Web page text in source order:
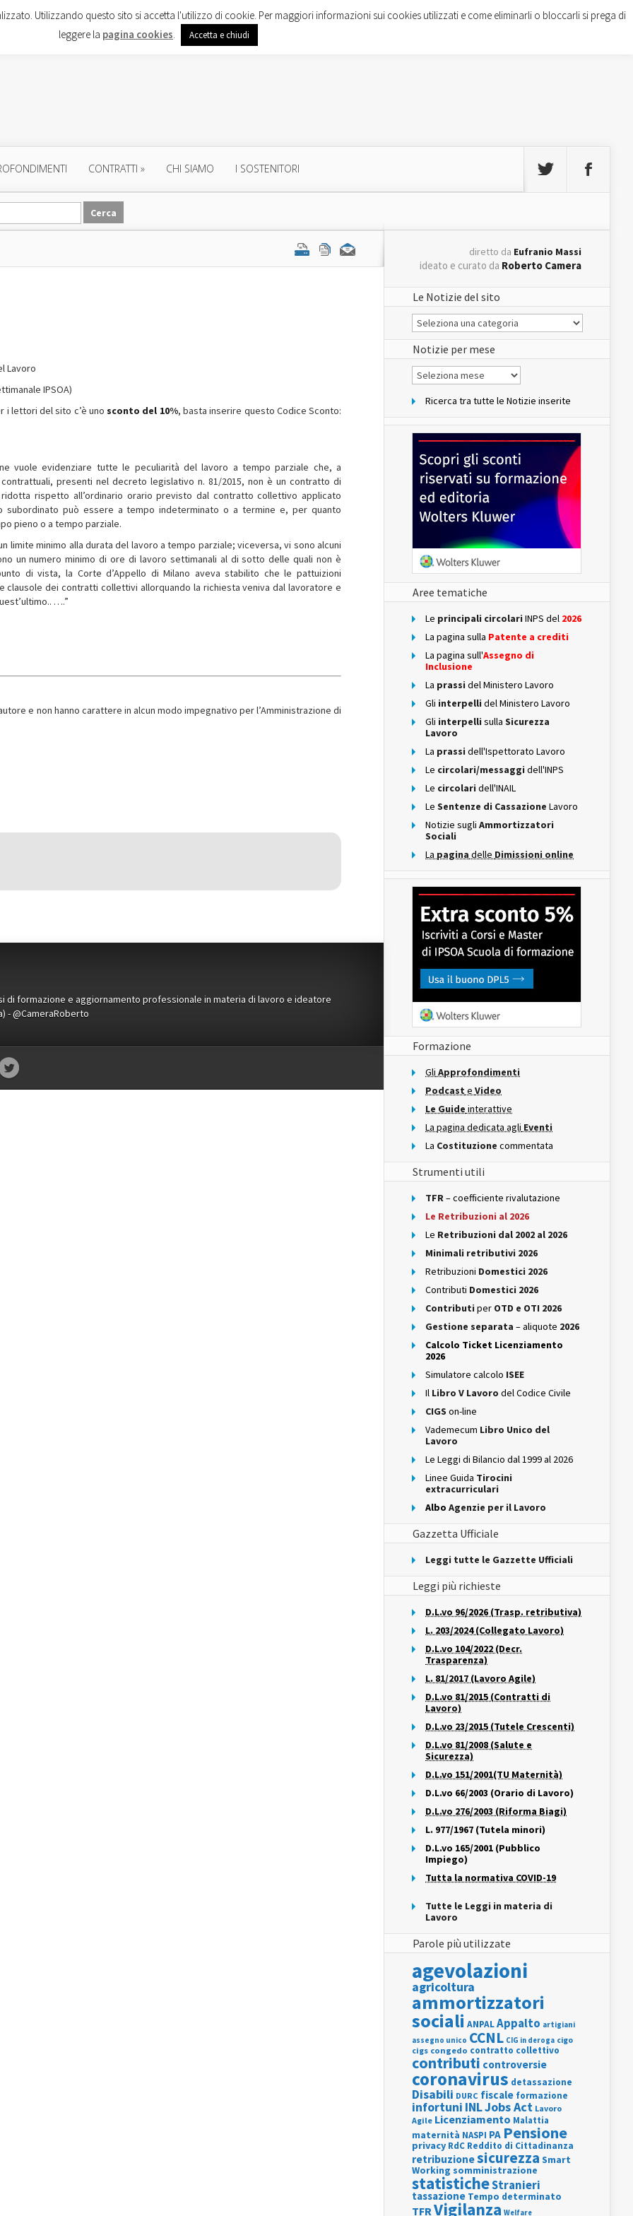
CONTRATTI » CHI SIAMO I SOSTENITORI
Lavoro
IPSOA)
i lettori del sito c’è uno sconto del 10%, basta inserire questo Codice Sconto:
vuole evidenziare tutte le peculiarità del lavoro a tempo parziale che, a
presenti nel decreto legislativo n. 81/2015, non è un contratto di
rispetto all’ordinario orario previsto dal contratto collettivo applicato
subordinato può essere a tempo indeterminato o a termine e, per quanto
pieno o a tempo parziale.
limite minimo alla durata del lavoro a tempo parziale; viceversa, vi sono alcuni
un numero minimo di ore di lavoro settimanali al di sotto delle quali non è
di vista, la Corte d’Appello di Milano aveva stabilito che le pattuizioni
clausole dei contratti collettivi allorquando la richiesta veniva dal lavoratore e
….”
e non hanno carattere in alcun modo impegnativo per l’Amministrazione di
formazione e aggiornamento professionale in materia di lavoro e ideatore
- @CameraRoberto
diretto da Eufranio Massi
ideato e curato da Roberto Camera
Le Notizie del sito
Le
Notizie
del
sito
Notizie per mese
Notizie
per
Ricerca tra tutte le Notizie inserite
Aree tematiche
Le principali circolari INPS del 2026
La pagina sulla Patente a crediti
La pagina sull'Assegno di
Inclusione
La prassi del Ministero Lavoro
Gli interpelli del Ministero Lavoro
Gli interpelli sulla Sicurezza
Lavoro
La prassi dell'Ispettorato Lavoro
Le circolari/messaggi dell'INPS
Le circolari dell'INAIL
Le Sentenze di Cassazione Lavoro
Notizie sugli Ammortizzatori
Sociali
La pagina delle Dimissioni online
Formazione
Gli Approfondimenti
Podcast e Video
Le Guide interattive
La pagina dedicata agli Eventi
La Costituzione commentata
Strumenti utili
TFR– coefficiente rivalutazione
Le Retribuzioni al 2026
Le Retribuzioni dal 2002 al 2026
Minimali retributivi 2026
Retribuzioni Domestici 2026
Contributi Domestici 2026
Contributi per OTD e OTI 2026
Gestione separata – aliquote 2026
Calcolo Ticket Licenziamento
2026
Simulatore calcolo ISEE
Il Libro V Lavoro del Codice Civile
CIGS on-line
Vademecum Libro Unico del
Lavoro
Le Leggi di Bilancio dal 1999 al 2026
Linee Guida Tirocini
extracurriculari
Albo Agenzie per il Lavoro
Gazzetta Ufficiale
Leggi tutte le Gazzette Ufficiali
Leggi più richieste
D.L.vo 96/2026 (Trasp. retributiva)
L. 203/2024 (Collegato Lavoro)
D.L.vo 104/2022 (Decr.
Trasparenza)
L. 81/2017 (Lavoro Agile)
D.L.vo 81/2015 (Contratti di
Lavoro)
D.L.vo 23/2015 (Tutele Crescenti)
D.L.vo 81/2008 (Salute e
Sicurezza)
D.L.vo 151/2001(TU Maternità)
D.L.vo 66/2003 (Orario di Lavoro)
D.L.vo 276/2003 (Riforma Biagi)
L. 977/1967 (Tutela minori)
D.L.vo 165/2001 (Pubblico
Impiego)
Tutta la normativa COVID-19
Tutte le Leggi in materia di
Lavoro
Parole più utilizzate
agevolazioni
agricoltura
ammortizzatori
sociali ANPALAppalto artigiani
assegno unico CCNL CIG in deroga cigo
cigs congedo contratto collettivo
contributi controversie
coronavirus detassazione
Disabili DURC fiscale formazione
infortuni INLJobs Act Lavoro
Agile Licenziamento Malattia
maternità NASPI PA Pensione
privacy RdC Reddito di Cittadinanza
retribuzionesicurezza Smart
Working somministrazione
statisticheStranieri
tassazione Tempo determinato
TFRVigilanza Welfare
Utilizzando questo sito si accetta l'utilizzo di cookie. Per maggiori informazioni sui cookies utilizzati e come eliminarli o bloccarli si prega di
leggere la pagina cookies. Accetta e chiudi